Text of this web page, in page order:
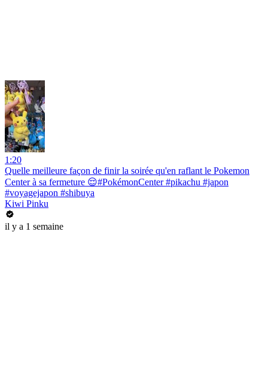
1:20
Quelle meilleure façon de finir la soirée qu'en raflant le Pokemon
Center à sa fermeture 😌#PokémonCenter #pikachu #japon
#voyagejapon #shibuya
Kiwi Pinku
il y a 1 semaine